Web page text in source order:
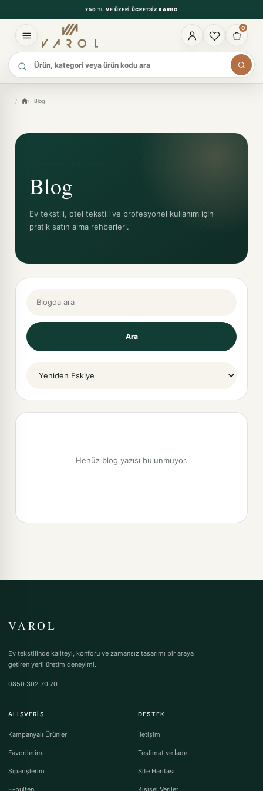
750 TL VE ÜZERI ÜCRETSIZ KARGO
0
Ürün ara
Blog
Blog
Ev tekstili, otel tekstili ve profesyonel kullanım için
pratik satın alma rehberleri.
Ara
Henüz blog yazısı bulunmuyor.
VAROL
Ev tekstilinde kaliteyi, konforu ve zamansız tasarımı bir araya
getiren yerli üretim deneyimi.
0850 302 70 70
ALIŞVERIŞ
Kampanyalı Ürünler
Favorilerim
Siparişlerim
E-bülten
DESTEK
İletişim
Teslimat ve İade
Site Haritası
Kişisel Veriler